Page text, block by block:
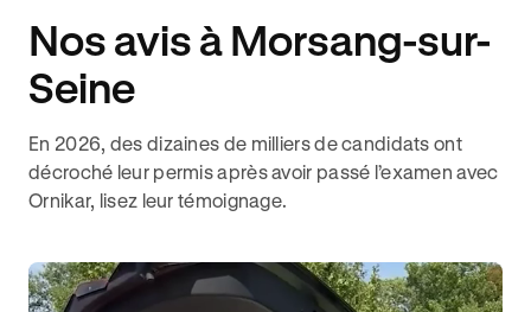
Nos avis à Morsang-sur-
Seine
En 2026, des dizaines de milliers de candidats ont
décroché leur permis après avoir passé l’examen avec
Ornikar, lisez leur témoignage.